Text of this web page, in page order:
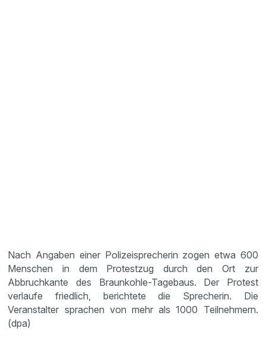
Nach Angaben einer Polizeisprecherin zogen etwa 600
Menschen in dem Protestzug durch den Ort zur
Abbruchkante des Braunkohle-Tagebaus. Der Protest
verlaufe friedlich, berichtete die Sprecherin. Die
Veranstalter sprachen von mehr als 1000 Teilnehmern.
(dpa)